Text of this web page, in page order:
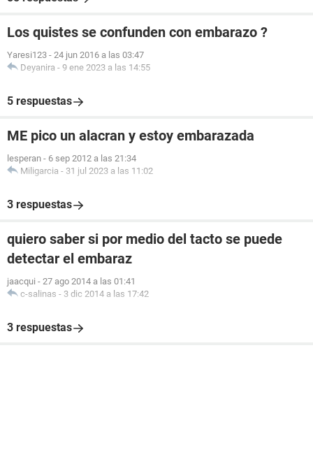
Los quistes se confunden con embarazo ?
Yaresi123 - 24 jun 2016 a las 03:47
Deyanira - 9 ene 2023 a las 14:55
5 respuestas
ME pico un alacran y estoy embarazada
lesperan - 6 sep 2012 a las 21:34
Miligarcia - 31 jul 2023 a las 11:02
3 respuestas
quiero saber si por medio del tacto se puede
detectar el embaraz
jaacqui - 27 ago 2014 a las 01:41
c-salinas - 3 dic 2014 a las 17:42
3 respuestas